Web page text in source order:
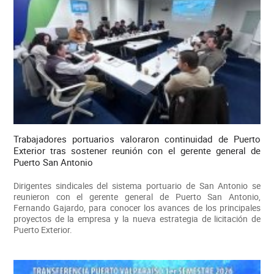
Trabajadores portuarios valoraron continuidad de Puerto
Exterior tras sostener reunión con el gerente general de
Puerto San Antonio
Dirigentes sindicales del sistema portuario de San Antonio se
reunieron con el gerente general de Puerto San Antonio,
Fernando Gajardo, para conocer los avances de los principales
proyectos de la empresa y la nueva estrategia de licitación de
Puerto Exterior.